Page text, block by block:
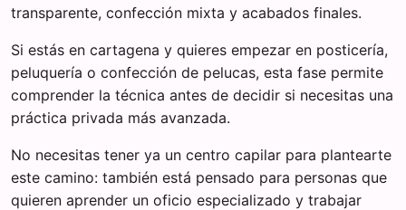
transparente, confección mixta y acabados finales.
Si estás en cartagena y quieres empezar en posticería,
peluquería o confección de pelucas, esta fase permite
comprender la técnica antes de decidir si necesitas una
práctica privada más avanzada.
No necesitas tener ya un centro capilar para plantearte
este camino: también está pensado para personas que
quieren aprender un oficio especializado y trabajar